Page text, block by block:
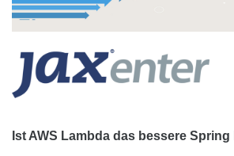
Ist AWS Lambda das bessere Spring